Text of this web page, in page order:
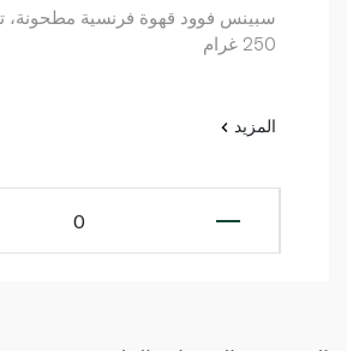
سبينس فوود قهوة فرنسية
250 غرام
المزيد
0